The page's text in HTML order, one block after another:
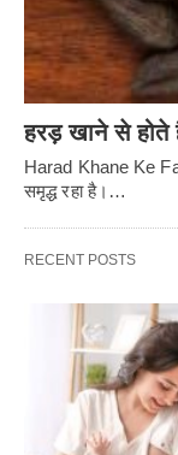
हरड़ खाने से होते
Harad Khane Ke
समृद्ध रहा है।…
RECENT POSTS